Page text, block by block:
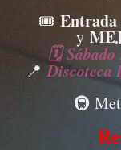
🎟️ Entrada
y
🗓️
📍Discoteca
🚇